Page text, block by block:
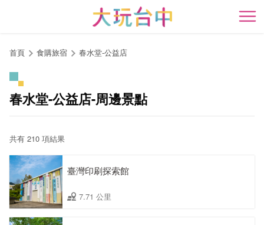
開
首頁 食購旅宿 春水堂-公益店
春水堂-公益店-周邊景點
共有 210 項結果
臺灣印刷探索館
7.71 公里